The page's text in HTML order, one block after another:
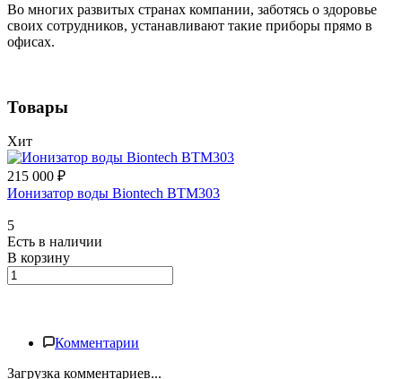
Во многих развитых странах компании, заботясь о здоровье
своих сотрудников, устанавливают такие приборы прямо в
офисах.
Товары
Хит
215 000 ₽
Ионизатор воды Biontech BTM303
5
Есть в наличии
В корзину
Комментарии
Загрузка комментариев...